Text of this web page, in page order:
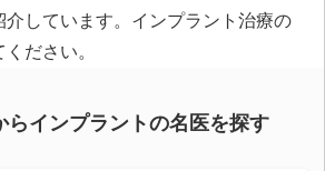
介しています。インプラント治療の
ださい。
らインプラントの名医を探す